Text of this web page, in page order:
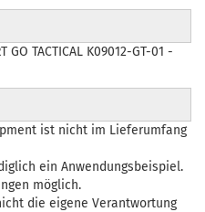
GO TACTICAL K09012-GT-01 -
ist nicht im Lieferumfang
ein Anwendungsbeispiel.
möglich.
die eigene Verantwortung